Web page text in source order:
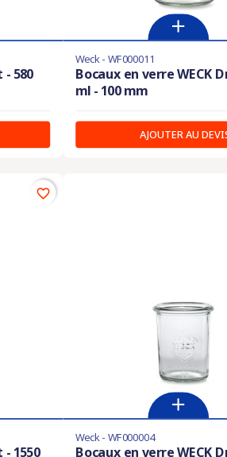
- 580
Weck - WF000011
Bocaux en verre WECK
ml - 100 mm
AJOUTER AU
1550
favorite_border
Weck - WF000004
Bocaux en verre WECK